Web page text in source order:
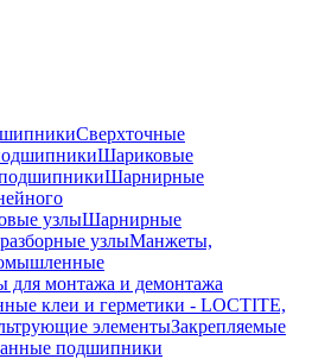
Сверхточные
Шариковые
Шарнирные
узлыШарнирные
узлыМанжеты,
для монтажа и демонтажа
клеи и герметики - LOCTITE,
элементыЗакрепляемые
подшипники